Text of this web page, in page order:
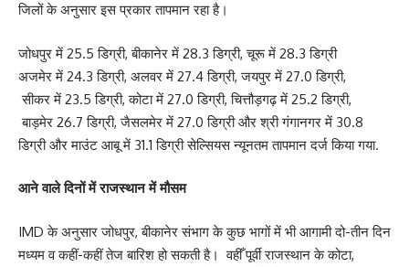
जिलों के अनुसार इस प्रकार तापमान रहा है।
जोधपुर में 25.5 डिग्री, बीकानेर में 28.3 डिग्री, चूरू में 28.3 डिग्री
अजमेर में 24.3 डिग्री, अलवर में 27.4 डिग्री, जयपुर में 27.0 डिग्री,
सीकर में 23.5 डिग्री, कोटा में 27.0 डिग्री, चित्तौड़गढ़ में 25.2 डिग्री,
बाड़मेर 26.7 डिग्री, जैसलमेर में 27.0 डिग्री और श्री गंगानगर में 30.8
डिग्री और माउंट आबू में 31.1 डिग्री सेल्सियस न्यूनतम तापमान दर्ज किया गया.
आने वाले दिनों में राजस्थान में मौसम
IMD के अनुसार जोधपुर, बीकानेर संभाग के कुछ भागों में भी आगामी दो-तीन दिन
मध्यम व कहीं-कहीं तेज बारिश हो सकती है। वहीँ पूर्वी राजस्थान के कोटा,